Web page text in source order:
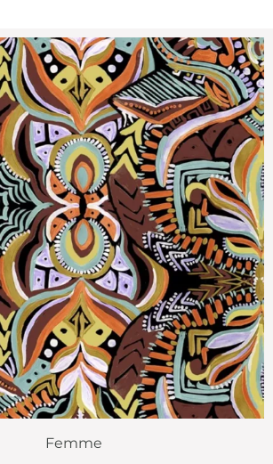
Femme